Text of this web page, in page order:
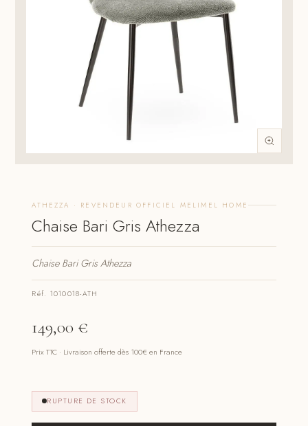
ATHEZZA · REVENDEUR OFFICIEL MELIMEL HOME
Chaise Bari Gris Athezza
Chaise Bari Gris Athezza
Réf. 1010018-ATH
149,00 €
Prix TTC · Livraison offerte dès 100€ en France
RUPTURE DE STOCK